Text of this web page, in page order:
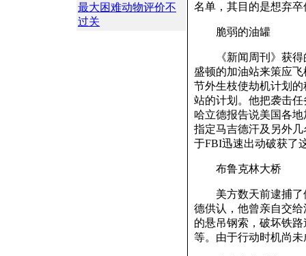
最大困难动物评价不
过关
名单，其目的是想弃
脆弱的油罐
《新闻周刊》获得的
盛顿的加油站来策应
节外生枝使劫机计划
站的计划。他把袭击
哈立德报告说美国各
指定马吉德汗及另外
于FBI迅速出动破获了
布鲁克林大桥
美方数天前逮捕了
德供认，他曾亲自交
的悬吊钢索，破坏铁
等。由于行动时机尚